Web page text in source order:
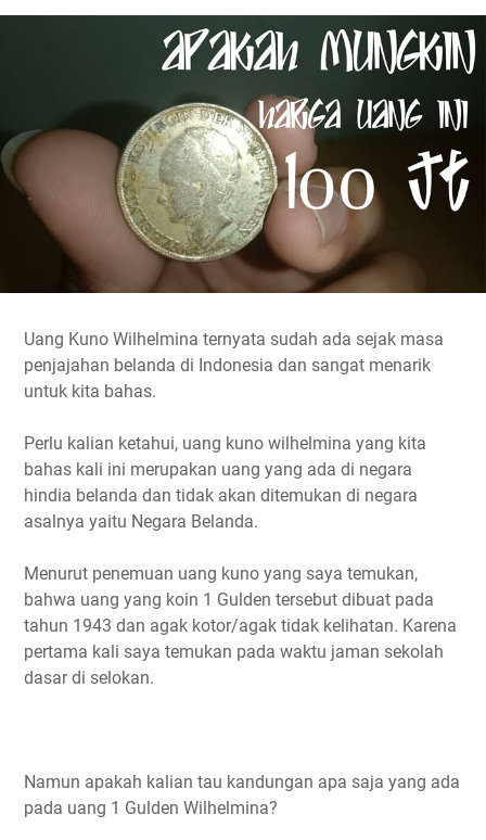
Uang Kuno Wilhelmina ternyata sudah ada sejak masa
penjajahan belanda di Indonesia dan sangat menarik
untuk kita bahas.
Perlu kalian ketahui, uang kuno wilhelmina yang kita
bahas kali ini merupakan uang yang ada di negara
hindia belanda dan tidak akan ditemukan di negara
asalnya yaitu Negara Belanda.
Menurut penemuan uang kuno yang saya temukan,
bahwa uang yang koin 1 Gulden tersebut dibuat pada
tahun 1943 dan agak kotor/agak tidak kelihatan. Karena
pertama kali saya temukan pada waktu jaman sekolah
dasar di selokan.
Namun apakah kalian tau kandungan apa saja yang ada
pada uang 1 Gulden Wilhelmina?